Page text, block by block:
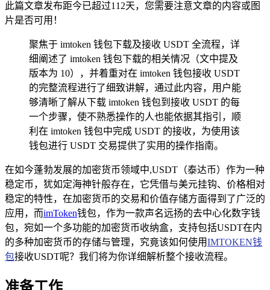
此篇文章发布距今已超过112天，您需要注意文章的内容或图
片是否可用！
聚焦于 imtoken 钱包下载及接收 USDT 全流程，详
细阐述了 imtoken 钱包下载的相关情况（文中提及
版本为 10），并着重对在 imtoken 钱包接收 USDT
的完整流程进行了细致讲解，通过此内容，用户能
够清晰了解从下载 imtoken 钱包到接收 USDT 的每
一个步骤，使不熟悉操作的人也能依据其指引，顺
利在 imtoken 钱包中完成 USDT 的接收，为使用该
钱包进行 USDT 交易提供了实用的操作指南。
在如今蓬勃发展的加密货币领域中,USDT（泰达币）作为一种
稳定币，犹如定海神针般存在，它凭借与美元挂钩、价格相对
稳定的特性，在加密货币的交易和价值存储方面得到了广泛的
应用，而imToken钱包，作为一款声名远扬的去中心化数字钱
包，宛如一个多功能的加密货币收纳盒，支持包括USDT在内
的多种加密货币的存储与管理，究竟该如何使用IMTOKEN钱
包接收USDT呢？我们将为你详细解析整个接收流程。